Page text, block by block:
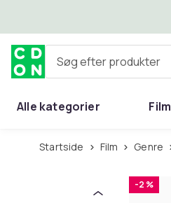
Søg efter produkter
Alle kategorier Film
Hjem & have
Startside Film Genre
-2 %